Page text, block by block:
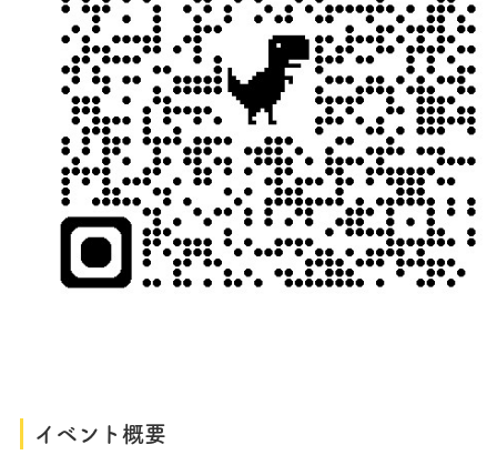
イベント概要